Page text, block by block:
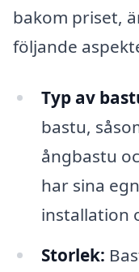
bakom priset,
följande
Typ av
bastu,
ångbastu
har sina
installation
Storlek: